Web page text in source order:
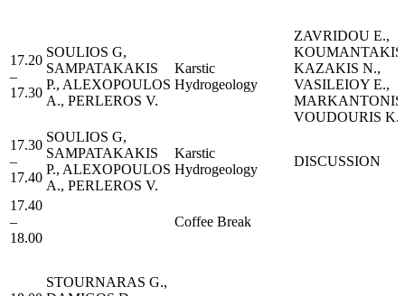
17.20
–
17.30
SOULIOS G,
SAMPATAKAKIS
P., ALEXOPOULOS
A., PERLEROS V.
Karstic
Hydrogeology
ZAVRIDOU E.,
KOUMANTAKIS
KAZAKIS N.,
VASILEIOY E.,
VOUDOURIS K.
17.30
–
17.40
SOULIOS G,
SAMPATAKAKIS
P., ALEXOPOULOS
A., PERLEROS V.
Karstic
Hydrogeology
DISCUSSION
17.40
–
18.00
Coffee Break
STOURNARAS G.,